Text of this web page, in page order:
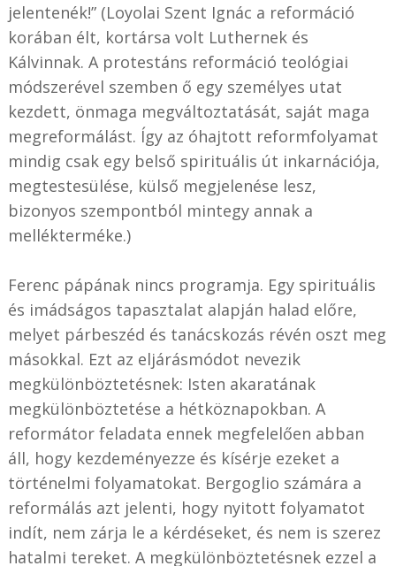
jelentenék!” (Loyolai Szent Ignác a reformáció
korában élt, kortársa volt Luthernek és
Kálvinnak. A protestáns reformáció teológiai
módszerével szemben ő egy személyes utat
kezdett, önmaga megváltoztatását, saját maga
megreformálást. Így az óhajtott reformfolyamat
mindig csak egy belső spirituális út inkarnációja,
megtestesülése, külső megjelenése lesz,
bizonyos szempontból mintegy annak a
mellékterméke.)
Ferenc pápának nincs programja. Egy spirituális
és imádságos tapasztalat alapján halad előre,
melyet párbeszéd és tanácskozás révén oszt meg
másokkal. Ezt az eljárásmódot nevezik
megkülönböztetésnek: Isten akaratának
megkülönböztetése a hétköznapokban. A
reformátor feladata ennek megfelelően abban
áll, hogy kezdeményezze és kísérje ezeket a
történelmi folyamatokat. Bergoglio számára a
reformálás azt jelenti, hogy nyitott folyamatot
indít, nem zárja le a kérdéseket, és nem is szerez
hatalmi tereket. A megkülönböztetésnek ezzel a